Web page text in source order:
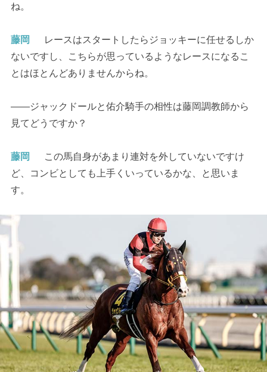
ね。
藤岡
レースはスタートしたらジョッキーに任せるしか
ないですし、こちらが思っているようなレースになるこ
とはほとんどありませんからね。
――ジャックドールと佑介騎手の相性は藤岡調教師から
見てどうですか？
藤岡
この馬自身があまり連対を外していないですけ
ど、コンビとしても上手くいっているかな、と思いま
す。